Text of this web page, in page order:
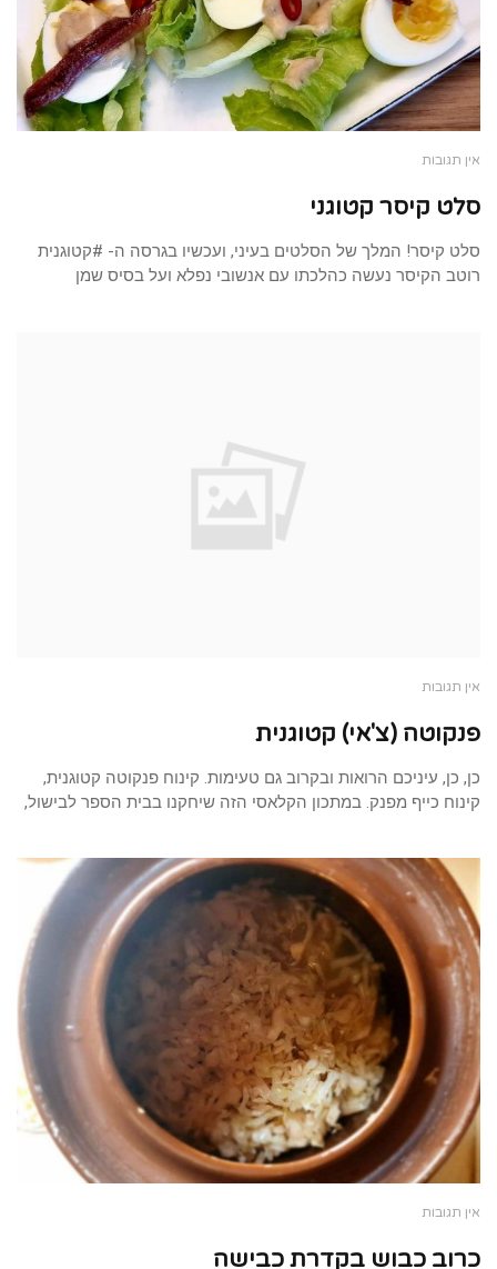
אין תגובות
סלט קיסר קטוגני
סלט קיסר! המלך של הסלטים בעיני, ועכשיו בגרסה ה- #קטוגנית
רוטב הקיסר נעשה כהלכתו עם אנשובי נפלא ועל בסיס שמן
אין תגובות
פנקוטה (צ'אי) קטוגנית
כן, כן, עיניכם הרואות ובקרוב גם טעימות. קינוח פנקוטה קטוגנית,
קינוח כייף מפנק. במתכון הקלאסי הזה שיחקנו בבית הספר לבישול,
אין תגובות
כרוב כבוש בקדרת כבישה